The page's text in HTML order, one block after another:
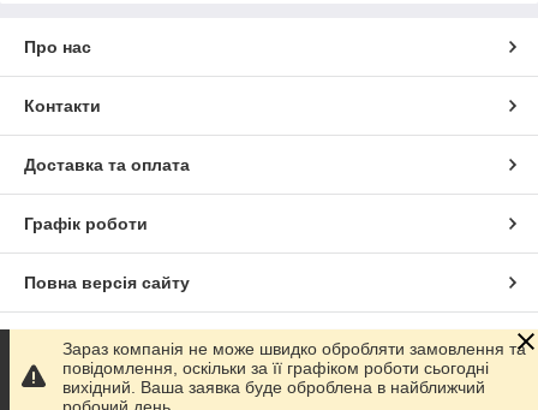
Про нас
Контакти
Доставка та оплата
Графік роботи
Повна версія сайту
Сайт створено на маркетплейсі Prom.ua
Політика конфіденційності
Зараз компанія не може швидко обробляти замовлення та
повідомлення, оскільки за її графіком роботи сьогодні
вихідний. Ваша заявка буде оброблена в найближчий